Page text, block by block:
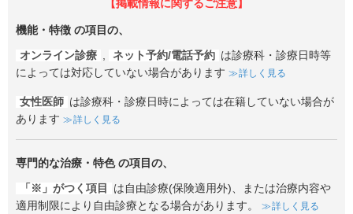
【掲載情報に関するご注意】
機能・特徴 の項目の、
オンライン診療 ネット予約/電話予約 は診療科・診療日時等
によっては対応していない場合があります
詳しく見る
女性医師 は診療科・診療日時によっては在籍していない場合が
あります
詳しく見る
専門的な治療・特色の項目の、
「※」がつく項目
は自由診療(保険適用外)、または治療内容や
適用制限により自由診療となる場合があります。
詳しく見る